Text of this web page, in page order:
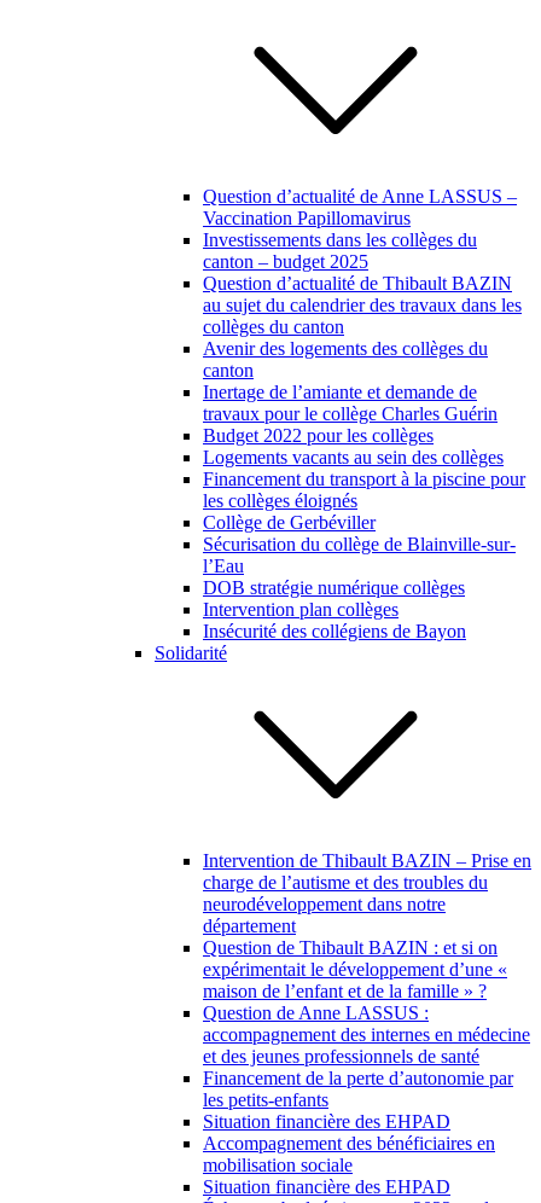
Question d’actualité de Anne LASSUS –
Vaccination Papillomavirus
Investissements dans les collèges du
canton – budget 2025
Question d’actualité de Thibault BAZIN
au sujet du calendrier des travaux dans les
collèges du canton
Avenir des logements des collèges du
canton
Inertage de l’amiante et demande de
travaux pour le collège Charles Guérin
Budget 2022 pour les collèges
Logements vacants au sein des collèges
Financement du transport à la piscine pour
les collèges éloignés
Collège de Gerbéviller
Sécurisation du collège de Blainville-sur-
l’Eau
DOB stratégie numérique collèges
Intervention plan collèges
Insécurité des collégiens de Bayon
Solidarité
Intervention de Thibault BAZIN – Prise en
charge de l’autisme et des troubles du
neurodéveloppement dans notre
département
Question de Thibault BAZIN : et si on
expérimentait le développement d’une «
maison de l’enfant et de la famille » ?
Question de Anne LASSUS :
accompagnement des internes en médecine
et des jeunes professionnels de santé
Financement de la perte d’autonomie par
les petits-enfants
Situation financière des EHPAD
Accompagnement des bénéficiaires en
mobilisation sociale
Situation financière des EHPAD